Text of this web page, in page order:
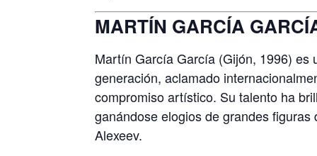
MARTÍN GARCÍA
Martín García García (Gijón, 1996) es
generación, aclamado
compromiso artístico. Su talento ha
ganándose elogios de grandes
Alexeev.